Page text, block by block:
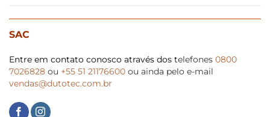
SAC
Entre em contato conosco através dos telefones 0800
7026828 ou +55 51 21176600 ou ainda pelo e-mail
vendas@dutotec.com.br